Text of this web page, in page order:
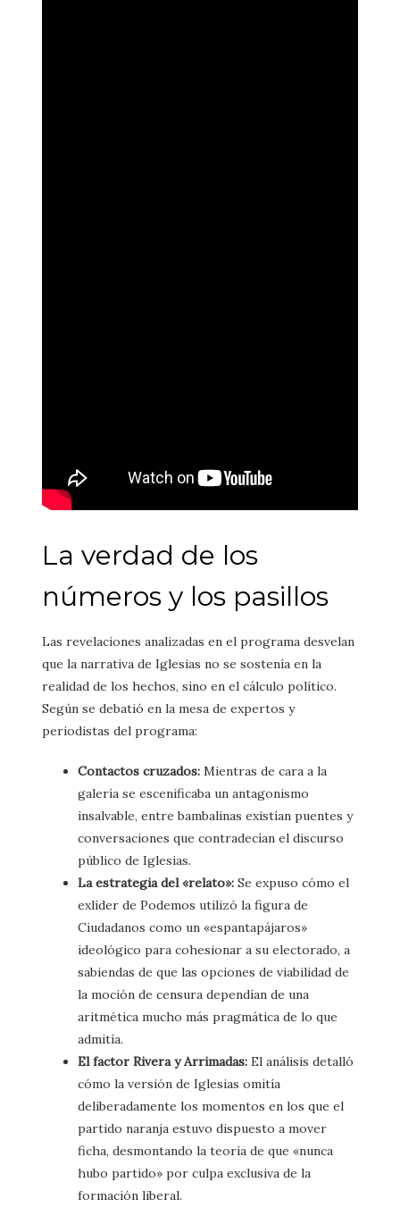
La verdad de los
números y los pasillos
Las revelaciones analizadas en el programa desvelan
que la narrativa de Iglesias no se sostenía en la
realidad de los hechos, sino en el cálculo político.
Según se debatió en la mesa de expertos y
periodistas del programa:
Contactos cruzados: Mientras de cara a la
galería se escenificaba un antagonismo
insalvable, entre bambalinas existían puentes y
conversaciones que contradecían el discurso
público de Iglesias.
La estrategia del «relato»: Se expuso cómo el
exlíder de Podemos utilizó la figura de
Ciudadanos como un «espantapájaros»
ideológico para cohesionar a su electorado, a
sabiendas de que las opciones de viabilidad de
la moción de censura dependían de una
aritmética mucho más pragmática de lo que
admitía.
El factor Rivera y Arrimadas: El análisis detalló
cómo la versión de Iglesias omitía
deliberadamente los momentos en los que el
partido naranja estuvo dispuesto a mover
ficha, desmontando la teoría de que «nunca
hubo partido» por culpa exclusiva de la
formación liberal.